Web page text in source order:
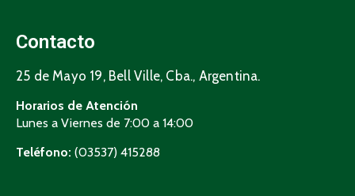
Contacto
25 de Mayo 19, Bell Ville, Cba., Argentina.
Horarios de Atención
Lunes a Viernes de 7:00 a 14:00
Teléfono: (03537) 415288